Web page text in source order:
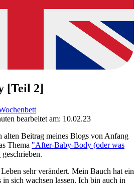
[Teil 2]
bearbeitet am: 10.02.23
alten Beitrag meines Blogs von Anfang
Thema "After-Baby-Body (oder was
geschrieben.
sehr verändert. Mein Bauch hat ein
sich wachsen lassen. Ich bin auch in